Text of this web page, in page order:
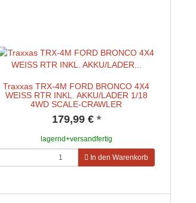
Traxxas TRX-4M FORD BRONCO 4X4
WEISS RTR INKL. AKKU/LADER 1/18
4WD SCALE-CRAWLER
179,99 € *
lagernd+versandfertig
In den Warenkorb